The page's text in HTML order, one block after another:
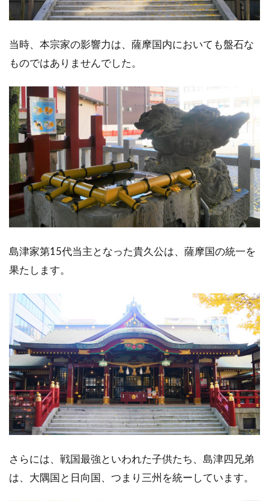
当時、本宗家の影響力は、薩摩国内においても盤石な
ものではありませんでした。
島津家第15代当主となった貴久公は、薩摩国の統一を
果たします。
さらには、戦国最強といわれた子供たち、島津四兄弟
は、大隅国と日向国、つまり三州を統ーしています。